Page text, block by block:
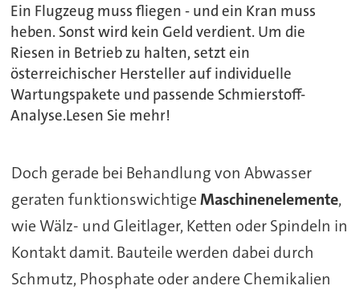
Ein Flugzeug muss fliegen - und ein Kran muss
heben. Sonst wird kein Geld verdient. Um die
Riesen in Betrieb zu halten, setzt ein
österreichischer Hersteller auf individuelle
Wartungspakete und passende Schmierstoff-
Analyse.Lesen Sie mehr!
Doch gerade bei Behandlung von Abwasser
geraten funktionswichtigeMaschinenelemente,
wie Wälz- und Gleitlager, Ketten oder Spindeln in
Kontakt damit. Bauteile werden dabei durch
Schmutz, Phosphate oder andere Chemikalien